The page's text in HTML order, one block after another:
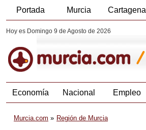
Portada Murcia Cartagena
Hoy es Domingo 9 de Agosto de 2026
Economía Nacional Empleo
Murcia.com Región de Murcia